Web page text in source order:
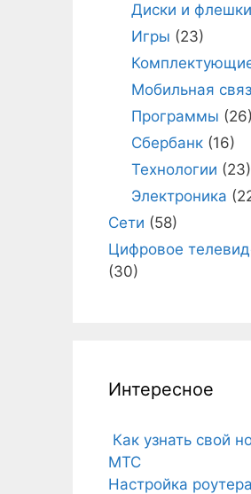
Диски и флешки
Игры (23)
Мобильная
Программы (26)
Сбербанк(16)
Технологии (23)
Электроника
Сети (58)
Цифровое
(30)
Интересное
Как узнать свой
МТС
Настройка роутера